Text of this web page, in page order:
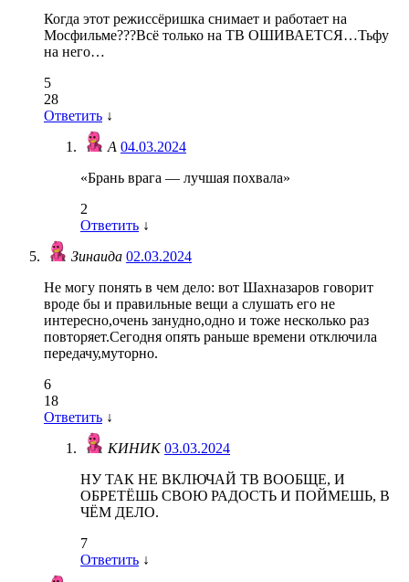
Когда этот режиссёришка снимает и работает на
Мосфильме???Всё только на ТВ ОШИВАЕТСЯ…Тьфу
на него…
5
28
Ответить ↓
А 04.03.2024
«Брань врага — лучшая похвала»
2
Ответить ↓
Зинаида 02.03.2024
Не могу понять в чем дело: вот Шахназаров говорит
вроде бы и правильные вещи а слушать его не
интересно,очень занудно,одно и тоже несколько раз
повторяет.Сегодня опять раньше времени отключила
передачу,муторно.
6
18
Ответить ↓
КИНИК03.03.2024
НУ ТАК НЕ ВКЛЮЧАЙ ТВ ВООБЩЕ, И
ОБРЕТЁШЬ СВОЮ РАДОСТЬ И ПОЙМЕШЬ, В
ЧЁМ ДЕЛО.
7
Ответить ↓